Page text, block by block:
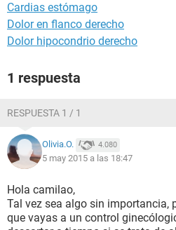
Cardias estómago
Dolor en flanco derecho
Dolor hipocondrio derecho
1 respuesta
RESPUESTA 1 / 1
Olivia.O. 4.080
5 may 2015 a las 18:47
Hola camilao,
Tal vez sea algo sin importancia,
que vayas a un control